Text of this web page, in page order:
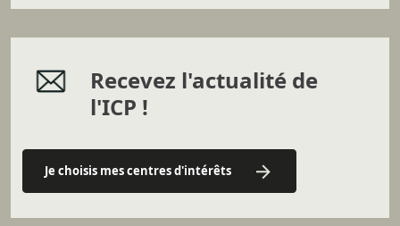
Recevez l'actualité de
l'ICP !
Je choisis mes centres d'intérêts